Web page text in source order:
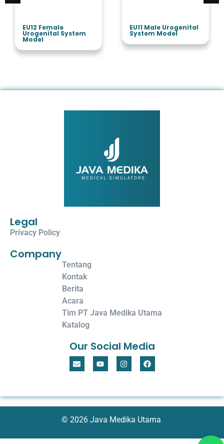
EU12 Female
Urogenital System
Model
EU11 Male Urogenital
System Model
Legal
Privacy Policy
Tentang
Kontak
Berita
Acara
Tim PT Java Medika Utama
Katalog
Company
Our Social Media
© 2026 Java Medika Utama